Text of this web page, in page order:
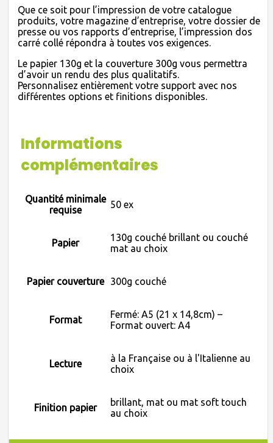
Que ce soit pour l’impression de votre catalogue
produits, votre magazine d’entreprise, votre dossier de
presse ou vos rapports d’entreprise, l’impression dos
carré collé répondra à toutes vos exigences.
Le papier 130g et la couverture 300g vous permettra
d’avoir un rendu des plus qualitatifs.
Personnalisez entièrement votre support avec nos
différentes options et finitions disponibles.
Informations
complémentaires
Quantité minimale
requise
50 ex
Papier
130g couché brillant ou couché
mat au choix
Papier couverture 300g couché
Format
Fermé: A5 (21 x 14,8cm) –
Format ouvert: A4
Lecture
à la Française ou à l'Italienne au
choix
Finition papier
brillant, mat ou mat soft touch
au choix